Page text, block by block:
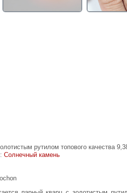
рутилом топового качества
Солнечный камень